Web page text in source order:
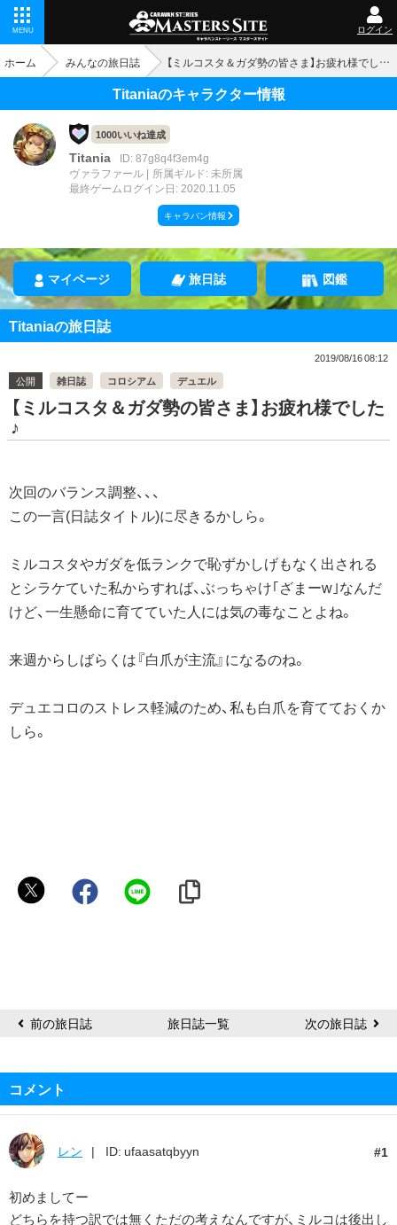
MENU ログイン
ホーム みんなの旅日誌 【ミルコスタ＆ガダ勢の皆さま】お疲れ様でした♪
Titaniaのキャラクター情報
1000いいね達成
Titania
ID: 87g8q4f3em4g
ヴァラファール
所属ギルド: 未所属
最終ゲームログイン日: 2020.11.05
キャラバン情報
マイページ 旅日誌 図鑑
Titaniaの旅日誌
2019/08/16 08:12
公開
雑日誌 コロシアム デュエル
【ミルコスタ＆ガダ勢の皆さま】お疲れ様でした
♪
次回のバランス調整、、、
この一言(日誌タイトル)に尽きるかしら。
ミルコスタやガダを低ランクで恥ずかしげもなく出される
とシラケていた私からすれば、ぶっちゃけ｢ざまーw｣なんだ
けど、一生懸命に育てていた人には気の毒なことよね。
来週からしばらくは『白爪が主流』になるのね。
デュエコロのストレス軽減のため、私も白爪を育てておくか
しら。
Titania
前の旅日誌 旅日誌一覧 次の旅日誌
コメント
1
レン ID: ufaasatqbyyn
初めましてー
どちらを持つ訳では無くただの考えなんですが、ミルコは後出し